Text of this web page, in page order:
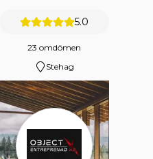
5.0
23 omdömen
Stehag